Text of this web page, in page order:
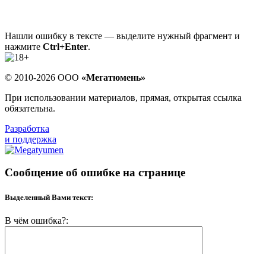
Нашли ошибку в тексте — выделите нужный фрагмент и
нажмите Ctrl+Enter.
© 2010-2026 ООО «Мегатюмень»
При использовании материалов, прямая, открытая ссылка
обязательна.
Разработка
и поддержка
Сообщение об ошибке на странице
Выделенный Вами текст:
В чём ошибка?: